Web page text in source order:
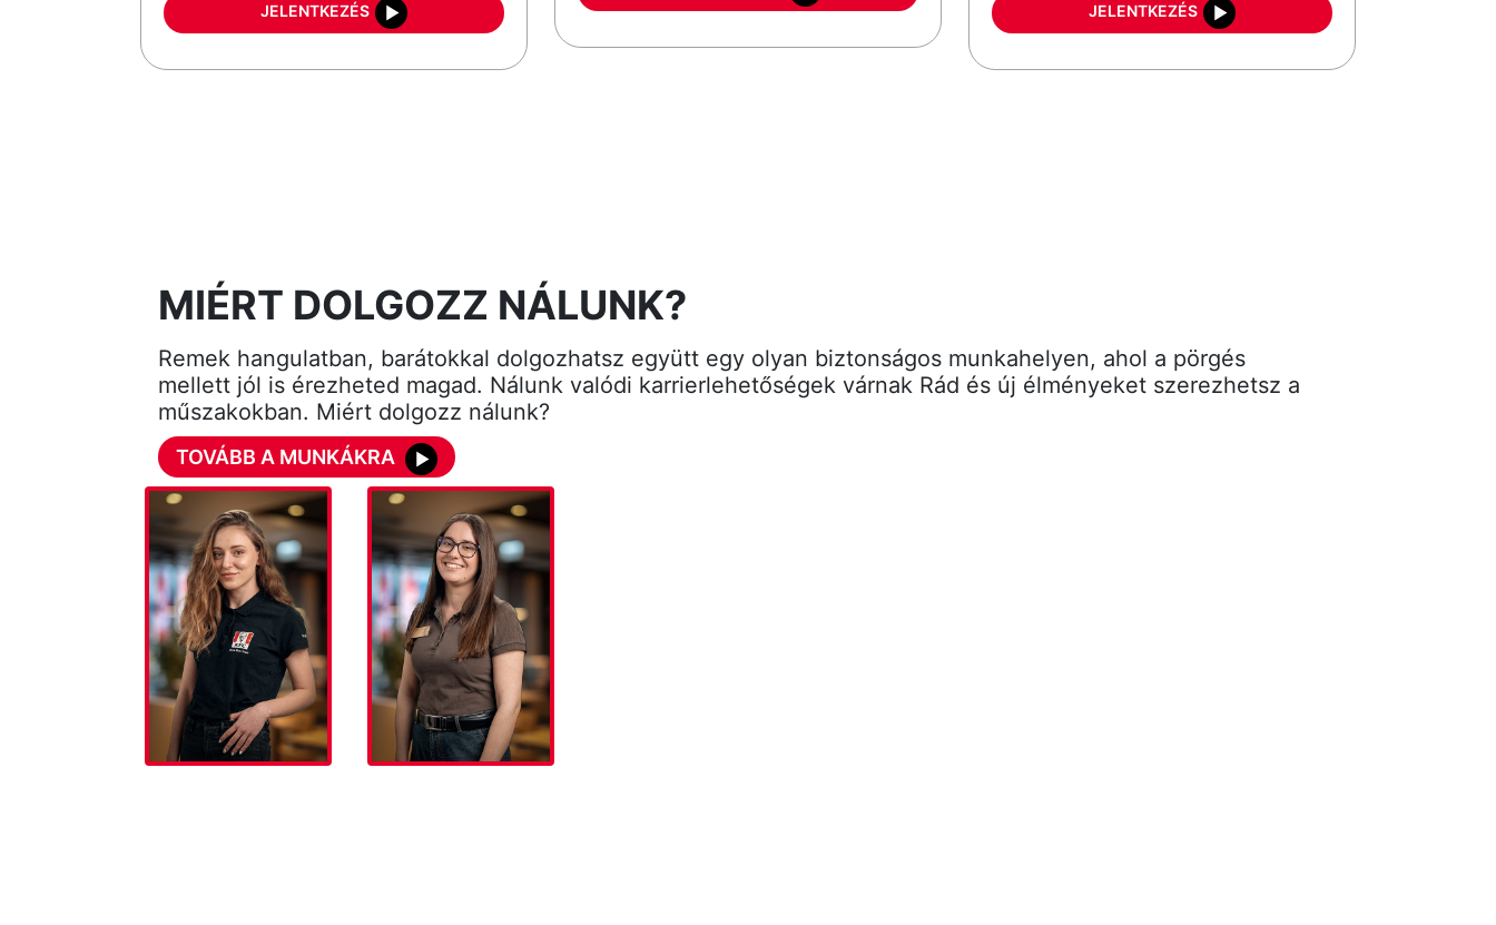
JELENTKEZÉS JELENTKEZÉS
MIÉRT DOLGOZZ NÁLUNK?
Remek hangulatban, barátokkal dolgozhatsz együtt egy olyan biztonságos munkahelyen, ahol a pörgés
mellett jól is érezheted magad. Nálunk valódi karrierlehetőségek várnak Rád és új élményeket szerezhetsz a
műszakokban. Miért dolgozz nálunk?
TOVÁBB A MUNKÁKRA